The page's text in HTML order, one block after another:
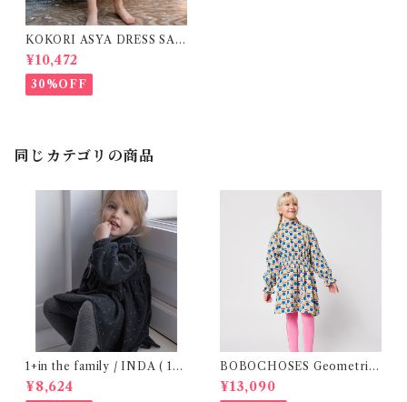
KOKORI ASYA DRESS SAG
E (8-12Y)
¥10,472
30%OFF
同じカテゴリの商品
1+in the family / INDA ( 12-
48m )
¥8,624
BOBOCHOSES Geometric
Scacs all over dress / 4-8Y
¥13,090